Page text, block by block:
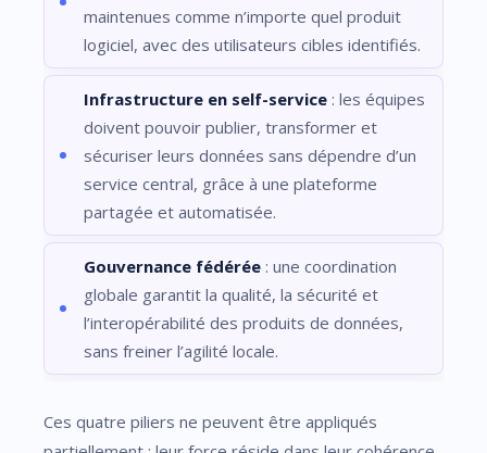
maintenues comme n’importe quel produit
logiciel, avec des utilisateurs cibles identifiés.
Infrastructure en self-service : les équipes
doivent pouvoir publier, transformer et
sécuriser leurs données sans dépendre d’un
service central, grâce à une plateforme
partagée et automatisée.
Gouvernance fédérée : une coordination
globale garantit la qualité, la sécurité et
l’interopérabilité des produits de données,
sans freiner l’agilité locale.
Ces quatre piliers ne peuvent être appliqués